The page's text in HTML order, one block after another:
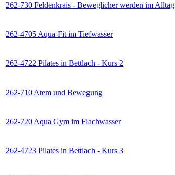
262-730 Feldenkrais - Beweglicher werden im Alltag
262-4705 Aqua-Fit im Tiefwasser
262-4722 Pilates in Bettlach - Kurs 2
262-710 Atem und Bewegung
262-720 Aqua Gym im Flachwasser
262-4723 Pilates in Bettlach - Kurs 3